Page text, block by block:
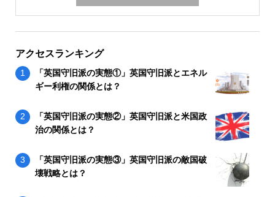
アクセスランキング
「英国守旧派の実態①」英国守旧派とエネル
ギー利権の関係とは？
「英国守旧派の実態②」英国守旧派と米国政
治の関係とは？
「英国守旧派の実態③」英国守旧派の敵国破
壊戦略とは？